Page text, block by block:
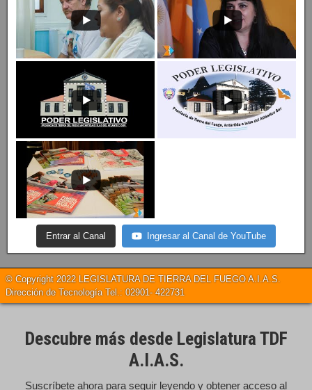
Entrar al Canal Ingresar al Canal de YouTube
© Copyright 2022 LEGISLATURA DE TIERRA DEL FUEGO A.I.A.S.
Dirección de Tecnología Tel.: 02901- 422731
Descubre más desde Legislatura TDF
A.I.A.S.
Suscríbete ahora para seguir leyendo y obtener acceso al